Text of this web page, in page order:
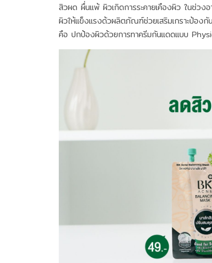
สิวผด ผื่นแพ้ ผิวเกิดการระคายเคืองผิว ในช่วง
ผิวให้แข็งแรงด้วผลิตภัณฑ์ช่วยเสริมเกราะป้อง
คือ ปกป้องผิวด้วยการทาครีมกันแดดแบบ